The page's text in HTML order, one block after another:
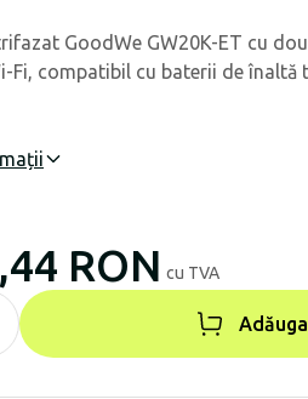
GoodWe GW20K-ET cu
Fi, compatibil cu baterii de înaltă
RON cu TVA